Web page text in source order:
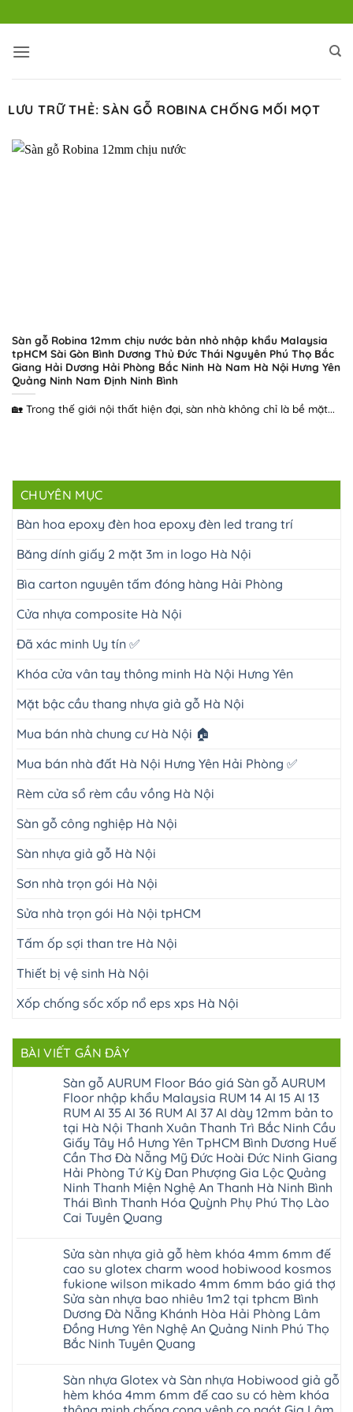
qua
nội
LƯU TRỮ THẺ:SÀN GỖ ROBINA CHỐNG MỐI MỌT
Sàn gỗ Robina 12mm chịu nước bản nhỏ nhập khẩu Malaysia
tpHCM Sài Gòn Bình Dương Thủ Đức Thái Nguyên Phú Thọ Bắc
Giang Hải Dương Hải Phòng Bắc Ninh Hà Nam Hà Nội Hưng Yên
Quảng Ninh Nam Định Ninh Bình
🏡 Trong thế giới nội thất hiện đại, sàn nhà không chỉ là bề mặt...
CHUYÊN MỤC
Bàn hoa epoxy đèn hoa epoxy đèn led trang trí
Băng dính giấy 2 mặt 3m in logo Hà Nội
Bìa carton nguyên tấm đóng hàng Hải Phòng
Cửa nhựa composite Hà Nội
Đã xác minh Uy tín ✅
Khóa cửa vân tay thông minh Hà Nội Hưng Yên
Mặt bậc cầu thang nhựa giả gỗ Hà Nội
Mua bán nhà chung cư Hà Nội 🏠
Mua bán nhà đất Hà Nội Hưng Yên Hải Phòng ✅
Rèm cửa sổ rèm cầu vồng Hà Nội
Sàn gỗ công nghiệp Hà Nội
Sàn nhựa giả gỗ Hà Nội
Sơn nhà trọn gói Hà Nội
Sửa nhà trọn gói Hà Nội tpHCM
Tấm ốp sợi than tre Hà Nội
Thiết bị vệ sinh Hà Nội
Xốp chống sốc xốp nổ eps xps Hà Nội
BÀI VIẾT GẦN ĐÂY
Sàn gỗ AURUM Floor Báo giá Sàn gỗ AURUM
Floor nhập khẩu Malaysia RUM 14 AI 15 AI 13
RUM AI 35 AI 36 RUM AI 37 AI dày 12mm bản to
tại Hà Nội Thanh Xuân Thanh Trì Bắc Ninh Cầu
Giấy Tây Hồ Hưng Yên TpHCM Bình Dương Huế
Cần Thơ Đà Nẵng Mỹ Đức Hoài Đức Ninh Giang
Hải Phòng Tứ Kỳ Đan Phượng Gia Lộc Quảng
Ninh Thanh Miện Nghệ An Thanh Hà Ninh Bình
Thái Bình Thanh Hóa Quỳnh Phụ Phú Thọ Lào
Cai Tuyên Quang
bình
luận
ở
Sàn
gỗ
AURUM
Floor
Báo
giá
Sàn
Floor
nhập
khẩu
Malaysia
Sửa sàn nhựa giả gỗ hèm khóa 4mm 6mm đế
cao su glotex charm wood hobiwood kosmos
fukione wilson mikado 4mm 6mm báo giá thợ
Sửa sàn nhựa bao nhiêu 1m2 tại tphcm Bình
Dương Đà Nẵng Khánh Hòa Hải Phòng Lâm
Đồng Hưng Yên Nghệ An Quảng Ninh Phú Thọ
Bắc Ninh Tuyên Quang
bình
luận
ở
Sàn nhựa Glotex và Sàn nhựa Hobiwood giả gỗ
hèm khóa 4mm 6mm đế cao su có hèm khóa